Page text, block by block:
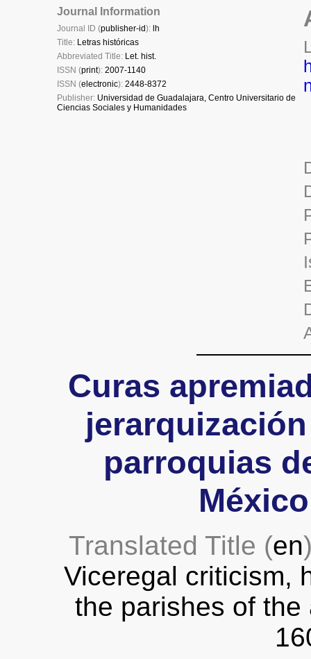
Journal Information
Journal ID (publisher-id): lh
Title: Letras históricas
Abbreviated Title: Let. hist.
ISSN (print):2007-1140
ISSN (electronic):2448-8372
Publisher: Universidad de Guadalajara, Centro Universitario de
Ciencias Sociales y Humanidades
Curas
parroquias
Translated Title (en
Viceregal criticism,
the parishes of